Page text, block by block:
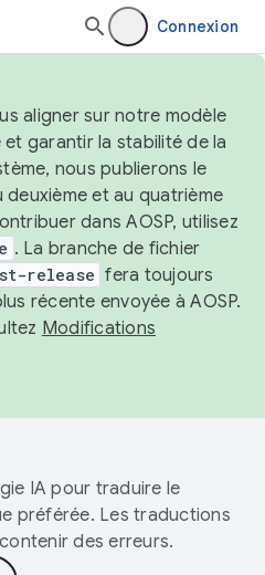
Connexion
aligner sur notre modèle
garantir la stabilité de la
nous publierons le
et au quatrième
dans AOSP, utilisez
. La branche de fichier
release fera toujours
récente envoyée à AOSP.
Modifications
IA pour traduire le
préférée. Les traductions
des erreurs.